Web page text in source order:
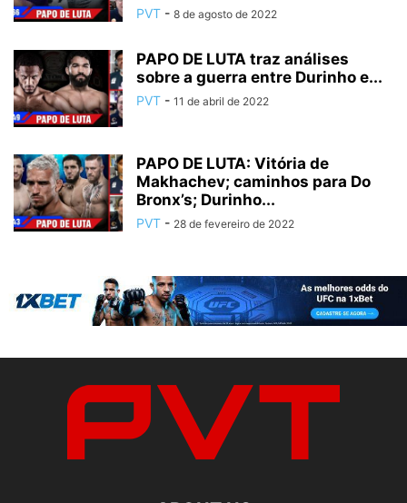
PVT - 8 de agosto de 2022
PAPO DE LUTA traz análises
sobre a guerra entre Durinho e...
PVT - 11 de abril de 2022
PAPO DE LUTA: Vitória de
Makhachev; caminhos para Do
Bronx’s; Durinho...
PVT - 28 de fevereiro de 2022